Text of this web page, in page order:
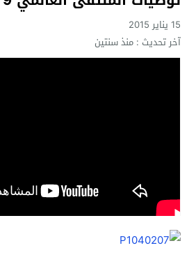
15 يناير 2015
آخر تحديث :منذ سنتين